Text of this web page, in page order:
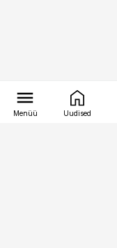
Menüü Uudised